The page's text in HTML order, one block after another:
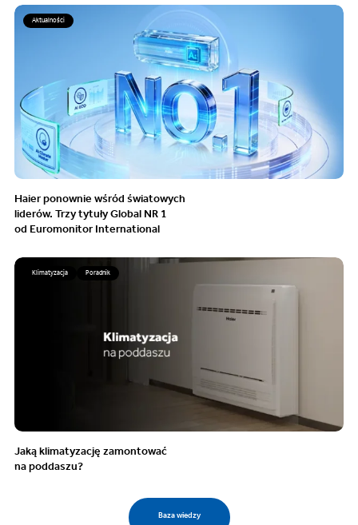
Aktualności
Haier ponownie wśród światowych
liderów. Trzy tytuły Global NR 1
od Euromonitor International
Klimatyzacja Poradnik
Jaką klimatyzację zamontować
na poddaszu?
Baza wiedzy